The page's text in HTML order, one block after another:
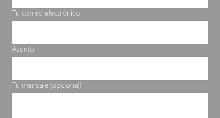
Tu correo electrónico
Asunto
Tu mensaje (opcional)